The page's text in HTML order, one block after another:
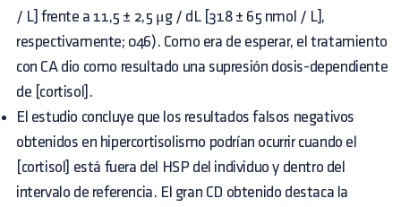
/ L] frente a 11,5 ± 2,5 μg / dL [318 ± 65 nmol / L],
respectivamente; 046). Como era de esperar, el tratamiento
con CA dio como resultado una supresión dosis-dependiente
de [cortisol].
El estudio concluye que los resultados falsos negativos
obtenidos en hipercortisolismo podrían ocurrir cuando el
[cortisol] está fuera del HSP del individuo y dentro del
intervalo de referencia. El gran CD obtenido destaca la